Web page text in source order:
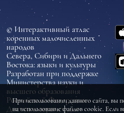
© Интерактивный атлас
коренных малочисленных
народов
Севера, Сибири и Дальнего
Востока: языки и культуры
Разработан при поддержке
Министерства науки и
высшего образования
Российской Федерации
Доступ к сервису для
При использовании данного сайта, вы
на использование файлов cookie. Если